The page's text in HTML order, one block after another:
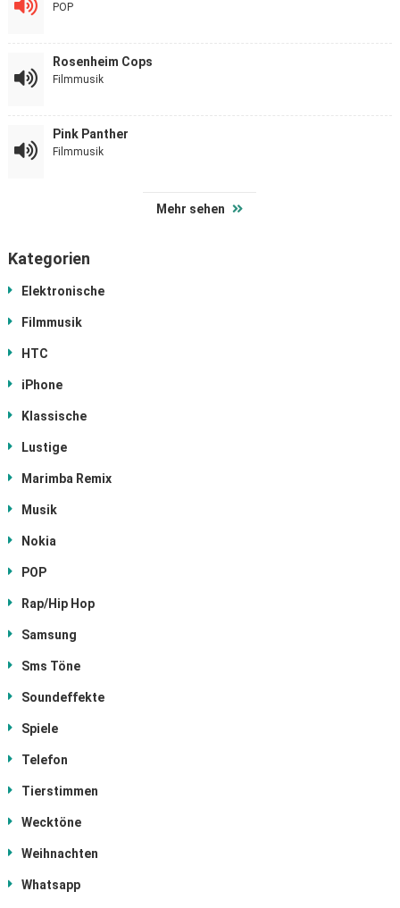
POP
Rosenheim Cops
Filmmusik
Pink Panther
Filmmusik
Mehr sehen
Kategorien
Elektronische
Filmmusik
HTC
iPhone
Klassische
Lustige
Marimba Remix
Musik
Nokia
POP
Rap/Hip Hop
Samsung
Sms Töne
Soundeffekte
Spiele
Telefon
Tierstimmen
Wecktöne
Weihnachten
Whatsapp